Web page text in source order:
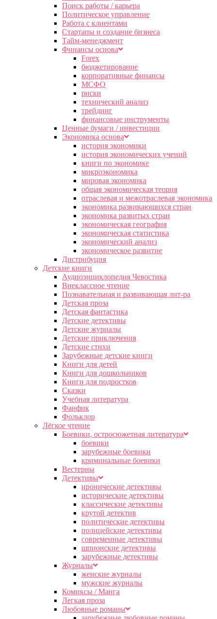
Поиск работы / карьера
Политическое управление
Работа с клиентами
Стартапы и создание бизнеса
Тайм-менеджмент
Финансы основа
Forex
бюджетирование
корпоративные финансы
МСФО
риски
технический анализ
трейдинг
финансовые инструменты
Ценные бумаги / инвестиции
Экономика основа
история экономики
история экономических учений
книги по экономике
микроэкономика
мировая экономика
общая экономическая теория
отраслевая и межотраслевая экономика
экономика развивающихся стран
экономика развитых стран
экономическая география
экономическая статистика
экономический анализ
экономическое развитие
Дистрибуция
Детские книги
Аудиоэнциклопедия Чевостика
Внеклассное чтение
Познавательная и развивающая лит-ра
Детская проза
Детская фантастика
Детские детективы
Детские журналы
Детские приключения
Детские стихи
Зарубежные детские книги
Книги для детей
Книги для дошкольников
Книги для подростков
Сказки
Учебная литература
Фанфик
Фольклор
Лёгкое чтение
Боевики, остросюжетная литература
боевики
зарубежные боевики
криминальные боевики
Вестерны
Детективы
иронические детективы
исторические детективы
классические детективы
крутой детектив
политические детективы
полицейские детективы
современные детективы
шпионские детективы
зарубежные детективы
Журналы
женские журналы
мужские журналы
Комиксы / Манга
Легкая проза
Любовные романы